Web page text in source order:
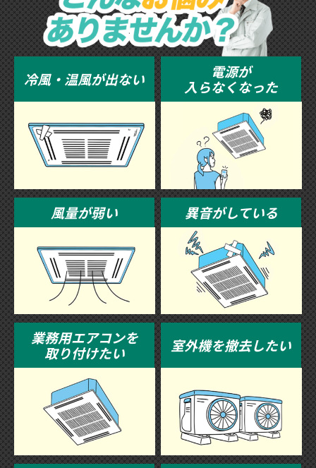
冷風・温風が出ない
電源が
入らなくなった
風量が弱い 異音がしている
業務用エアコンを
取り付けたい
室外機を撤去したい